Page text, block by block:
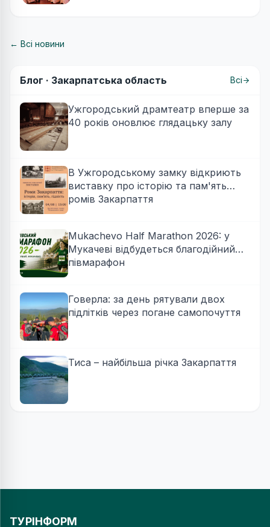
← Всі новини
Блог · Закарпатська область Всі
Ужгородський драмтеатр вперше за
40 років оновлює глядацьку залу
В Ужгородському замку відкриють
виставку про історію та пам'ять
ромів Закарпаття
Mukachevo Half Marathon 2026: у
Мукачеві відбудеться благодійний
півмарафон
Говерла: за день рятували двох
підлітків через погане самопочуття
Тиса – найбільша річка Закарпаття
ТУРІНФОРМ